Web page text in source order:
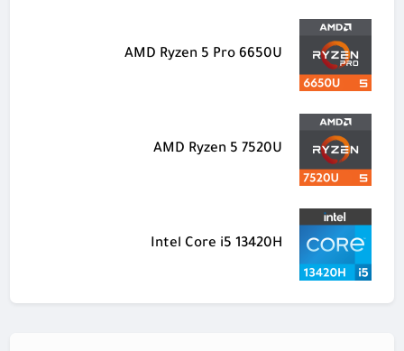
AMD Ryzen 5 Pro 6650U
AMD Ryzen 5 7520U
Intel Core i5 13420H